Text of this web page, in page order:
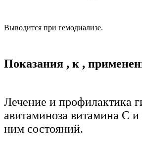
Выводится при гемодиализе.
Показания , к ,
Лечение и профилактика
авитаминоза витамина С и
ним состояний.